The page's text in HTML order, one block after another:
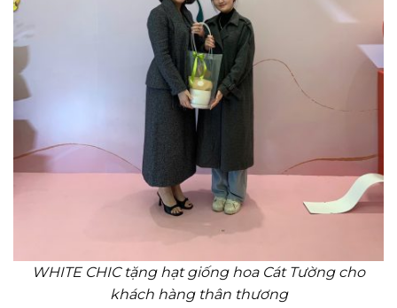
WHITE CHIC tặng hạt giống hoa Cát Tường cho
khách hàng thân thương